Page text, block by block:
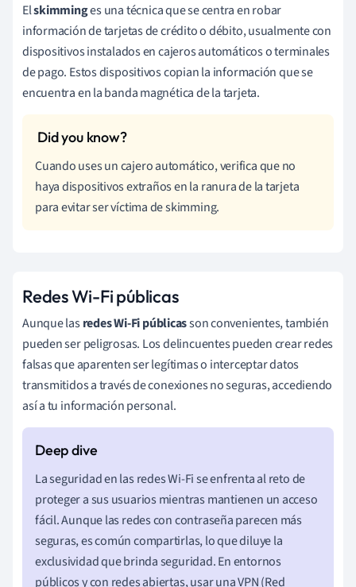
Elskimminges una técnica que se centra en robar
información de tarjetas de crédito o débito, usualmente con
dispositivos instalados en cajeros automáticos o terminales
de pago. Estos dispositivos copian la información que se
encuentra en la banda magnética de la tarjeta.
Cuando uses un cajero automático, verifica que no
haya dispositivos extraños en la ranura de la tarjeta
para evitar ser víctima de skimming.
Redes Wi-Fi públicas
Aunque lasredes Wi-Fi públicasson convenientes, también
pueden ser peligrosas. Los delincuentes pueden crear redes
falsas que aparenten ser legítimas o interceptar datos
transmitidos a través de conexiones no seguras, accediendo
así a tu información personal.
La seguridad en las redes Wi-Fi se enfrenta al reto de
proteger a sus usuarios mientras mantienen un acceso
fácil. Aunque las redes con contraseña parecen más
seguras, es común compartirlas, lo que diluye la
exclusividad que brinda seguridad. En entornos
públicos y con redes abiertas, usar una VPN (Red